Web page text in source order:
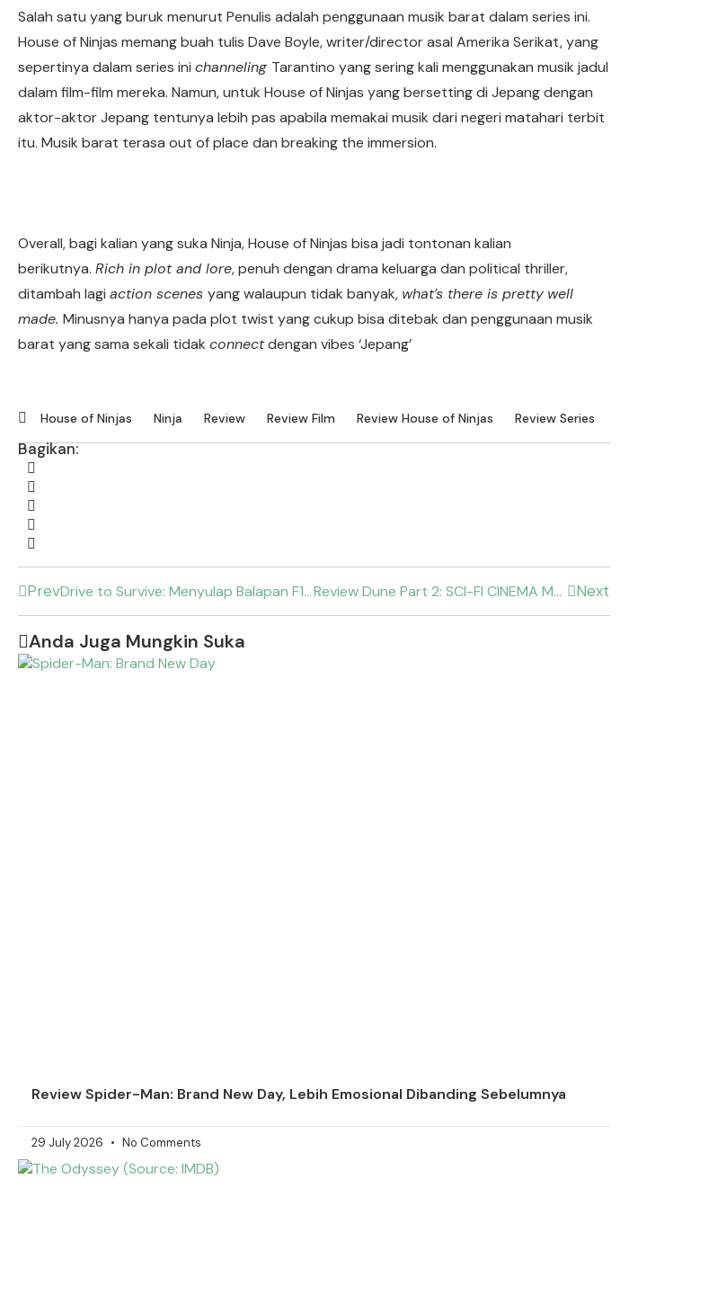
Salah satu yang buruk menurut Penulis adalah penggunaan musik barat dalam series ini.
House of Ninjas memang buah tulis Dave Boyle, writer/director asal Amerika Serikat, yang
sepertinya dalam series ini channeling Tarantino yang sering kali menggunakan musik jadul
dalam film-film mereka. Namun, untuk House of Ninjas yang bersetting di Jepang dengan
aktor-aktor Jepang tentunya lebih pas apabila memakai musik dari negeri matahari terbit
itu. Musik barat terasa out of place dan breaking the immersion.
Overall, bagi kalian yang suka Ninja, House of Ninjas bisa jadi tontonan kalian
berikutnya. Rich in plot and lore, penuh dengan drama keluarga dan political thriller,
ditambah lagi action scenes yang walaupun tidak banyak, what’s there is pretty well
made. Minusnya hanya pada plot twist yang cukup bisa ditebak dan penggunaan musik
barat yang sama sekali tidak connectdengan vibes ‘Jepang’
House of Ninjas Ninja Review Review Film Review House of Ninjas Review Series
Bagikan:
Prev Drive to Survive: Menyulap Balapan F1 Menjadi Drama Hollywood Review Dune Part 2: SCI-FI CINEMA MASTERPIECE Next
Anda Juga Mungkin Suka
Review Spider-Man: Brand New Day, Lebih Emosional Dibanding Sebelumnya
29 July 2026 No Comments